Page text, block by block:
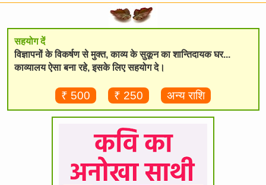
सहयोग दें
विज्ञापनों के विकर्षण से मुक्त, काव्य के सुकून का शान्तिदायक घर...
काव्यालय ऐसा बना रहे, इसके लिए सहयोग दे।
₹ 500 ₹ 250 अन्य राशि